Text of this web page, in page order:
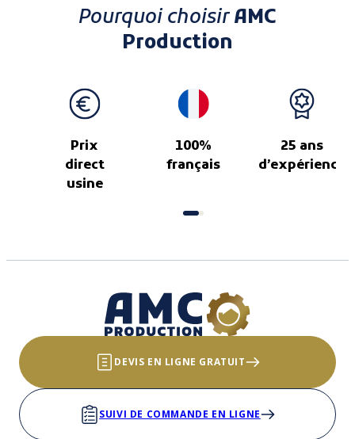
Pourquoi choisirAMC
Production
Prix
direct
usine
100%
français
25 ans
d’expérience
DEVIS EN LIGNE GRATUIT
SUIVI DE COMMANDE EN LIGNE